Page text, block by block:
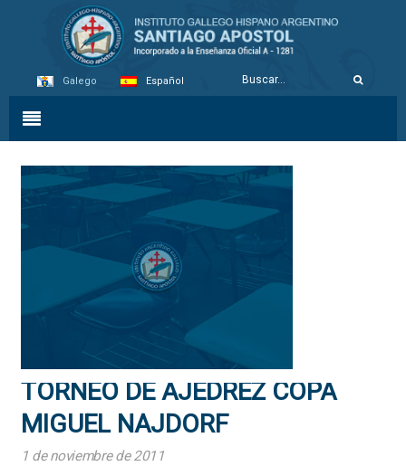
Galego Español
TORNEO DE AJEDREZ COPA
MIGUEL NAJDORF
1 de noviembre de 2011